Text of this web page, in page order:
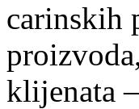
carinskih
klijenata